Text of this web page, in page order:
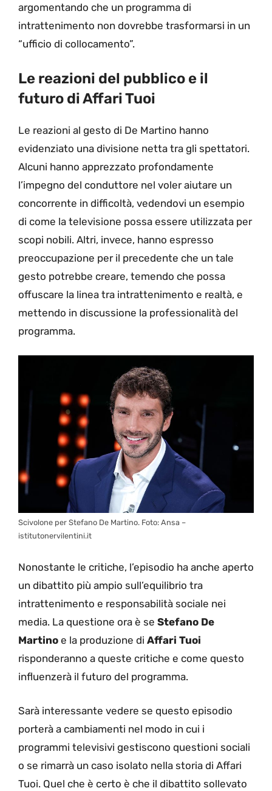
argomentando che un programma di
intrattenimento non dovrebbe trasformarsi in un
“ufficio di collocamento”.
Le reazioni del pubblico e il
futuro di Affari Tuoi
Le reazioni al gesto di De Martino hanno
evidenziato una divisione netta tra gli spettatori.
Alcuni hanno apprezzato profondamente
l’impegno del conduttore nel voler aiutare un
concorrente in difficoltà, vedendovi un esempio
di come la televisione possa essere utilizzata per
scopi nobili. Altri, invece, hanno espresso
preoccupazione per il precedente che un tale
gesto potrebbe creare, temendo che possa
offuscare la linea tra intrattenimento e realtà, e
mettendo in discussione la professionalità del
programma.
Scivolone per Stefano De Martino. Foto: Ansa –
istitutonervilentini.it
Nonostante le critiche, l’episodio ha anche aperto
un dibattito più ampio sull’equilibrio tra
intrattenimento e responsabilità sociale nei
media. La questione ora è se Stefano De
Martino e la produzione di Affari Tuoi
risponderanno a queste critiche e come questo
influenzerà il futuro del programma.
Sarà interessante vedere se questo episodio
porterà a cambiamenti nel modo in cui i
programmi televisivi gestiscono questioni sociali
o se rimarrà un caso isolato nella storia di Affari
Tuoi. Quel che è certo è che il dibattito sollevato